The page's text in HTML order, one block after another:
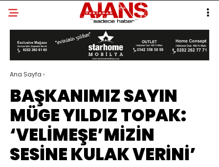
Ana Sayfa ›
BAŞKANIMIZ SAYIN
MÜGE YILDIZ TOPAK:
‘VELİMEŞE’MİZİN
SESİNE KULAK VERİNİ’